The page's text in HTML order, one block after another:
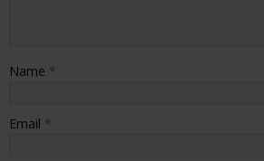
Name *
Email *